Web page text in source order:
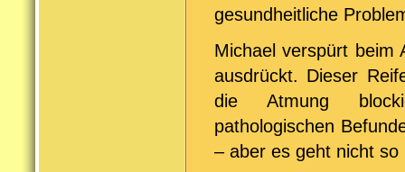
gesundheitliche
Michael verspürt beim
ausdrückt. Dieser
die Atmung
pathologischen
– aber es geht nicht